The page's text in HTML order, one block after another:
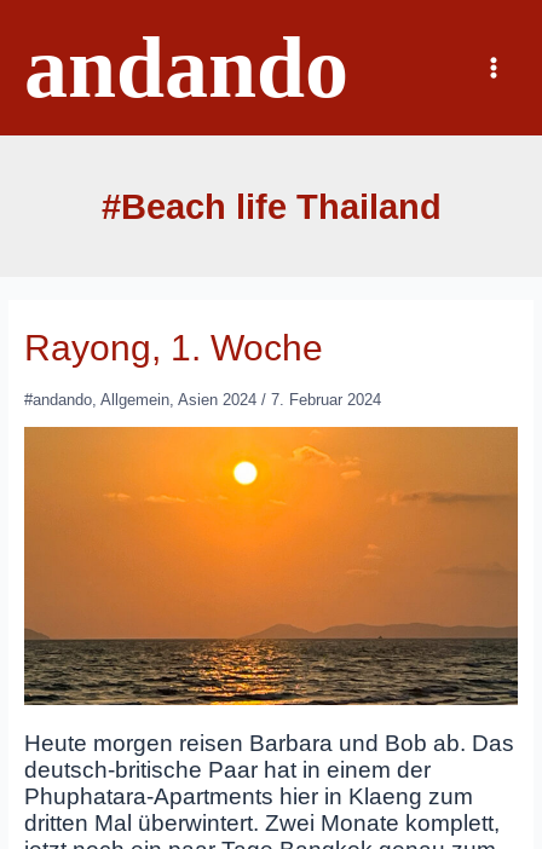
springenandando
Main
Menu
#Beach life Thailand
Rayong, 1. Woche
#andando, Allgemein, Asien 2024/ 7. Februar 2024
Heute morgen reisen Barbara und Bob ab. Das
deutsch-britische Paar hat in einem der
Phuphatara-Apartments hier in Klaeng zum
dritten Mal überwintert. Zwei Monate komplett,